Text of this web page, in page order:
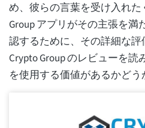
め、彼らの言葉を受け入れた
Group アプリがその主張を
認するために、その詳細な評
Crypto Group のレビューを読
を使用する価値があるかどう